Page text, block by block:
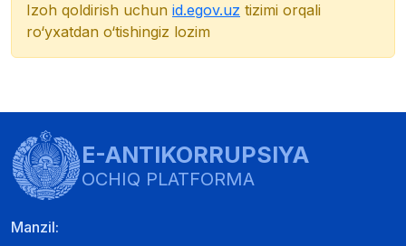
Izoh qoldirish uchun id.egov.uz tizimi orqali
ro‘yxatdan o‘tishingiz lozim
E-ANTIKORRUPSIYA
OCHIQ PLATFORMA
Manzil: